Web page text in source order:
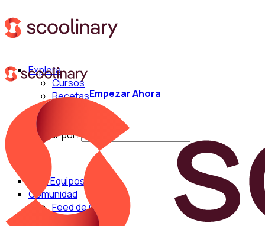
Explora
Cursos
Recetas
Buscar por:
Para Equipos
Comunidad
Feed de Cocina
Empezar Ahora